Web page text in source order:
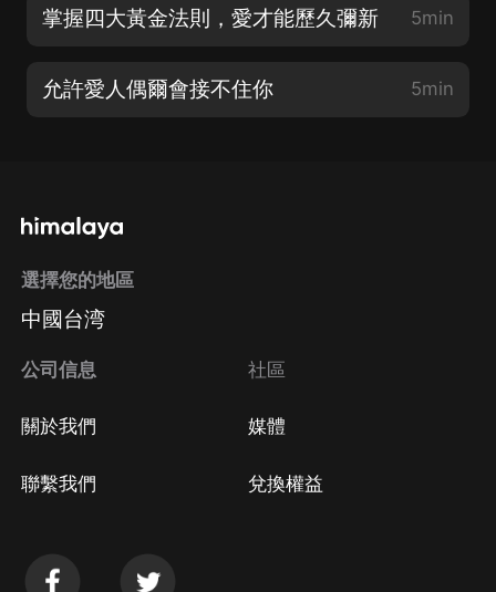
掌握四大黃金法則，愛才能歷久彌新 5min
允許愛人偶爾會接不住你 5min
選擇您的地區
中國台湾
公司信息
關於我們
聯繫我們
社區
媒體
兌換權益